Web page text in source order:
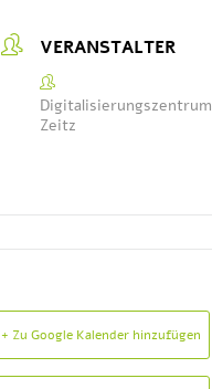
VERANSTALTER
Digitalisierungszentrum
Zeitz
+ Zu Google Kalender hinzufügen